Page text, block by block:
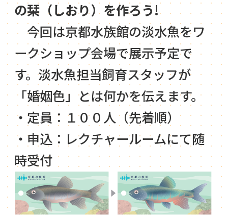
の栞（しおり）を作ろう!
今回は京都水族館の淡水魚をワ
ークショップ会場で展示予定で
す。淡水魚担当飼育スタッフが
「婚姻色」とは何かを伝えます。
・定員：１００人（先着順）
・申込：レクチャールームにて随
時受付